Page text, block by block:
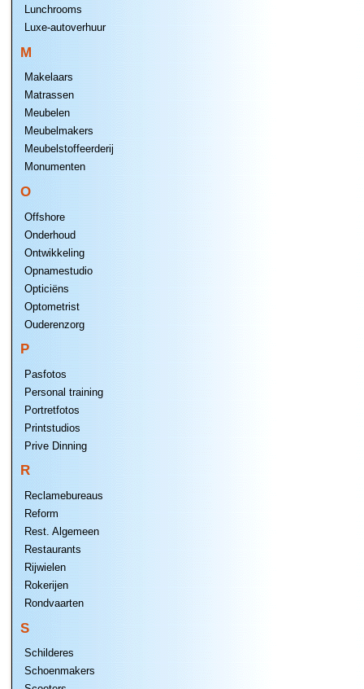
Lunchrooms
Luxe-autoverhuur
M
Makelaars
Matrassen
Meubelen
Meubelmakers
Meubelstoffeerderij
Monumenten
O
Offshore
Onderhoud
Ontwikkeling
Opnamestudio
Opticiëns
Optometrist
Ouderenzorg
P
Pasfotos
Personal training
Portretfotos
Printstudios
Prive Dinning
R
Reclamebureaus
Reform
Rest. Algemeen
Restaurants
Rijwielen
Rokerijen
Rondvaarten
S
Schilderes
Schoenmakers